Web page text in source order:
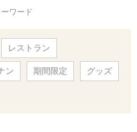
ワード
レストラン
ン 期間限定 グッズ